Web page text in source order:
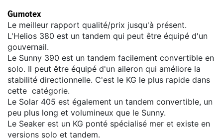
Gumotex
Le meilleur rapport qualité/prix jusqu'à présent.
L'Helios 380 est un tandem qui peut être équipé d'un
gouvernail.
Le Sunny 390 est un tandem facilement convertible en
solo. Il peut être équipé d'un aileron qui améliore la
stabilité directionnelle. C'est le KG le plus rapide dans
cette catégorie.
Le Solar 405 est également un tandem convertible, un
peu plus long et volumineux que le Sunny.
Le Seaker est un KG ponté spécialisé mer et existe en
versions solo et tandem.